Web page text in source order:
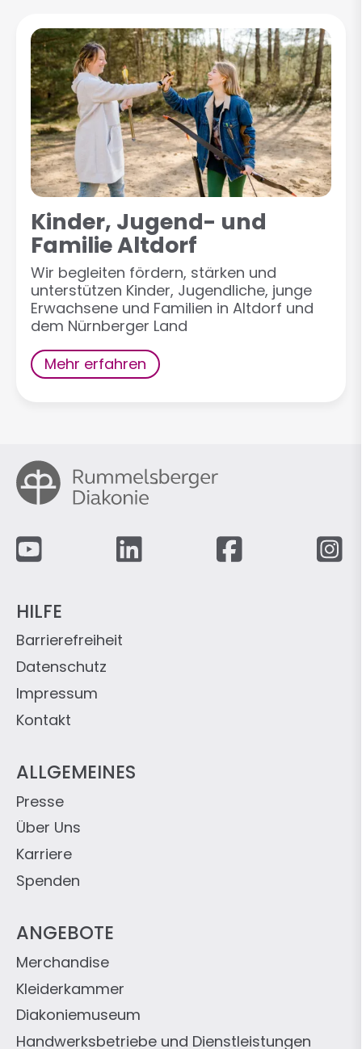
Kinder, Jugend- und
Familie Altdorf
Wir begleiten fördern, stärken und
unterstützen Kinder, Jugendliche, junge
Erwachsene und Familien in Altdorf und
dem Nürnberger Land
Mehr erfahren
Fußzeile
ANGEBOTE
Handwerksbetriebe und Dienstleistungen
Diakoniemuseum
Kleiderkammer
Merchandise
ALLGEMEINES
Spenden
Karriere
Über Uns
Presse
HILFE
Kontakt
Impressum
Datenschutz
Barrierefreiheit